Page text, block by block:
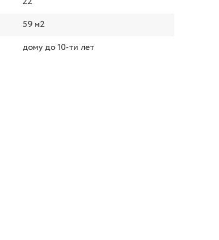
59 м2
дому до 10-ти лет